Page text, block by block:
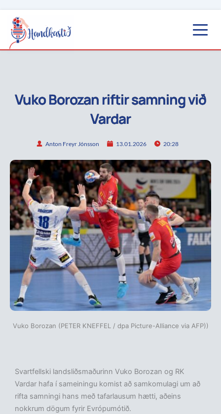
Vuko Borozan riftir samning við
Vardar
Anton Freyr Jónsson 13.01.2026 20:28
Vuko Borozan (PETER KNEFFEL / dpa Picture-Alliance via AFP))
Svartfellski landsliðsmaðurinn Vuko Borozan og RK
Vardar hafa í sameiningu komist að samkomulagi um að
rifta samningi hans með tafarlausum hætti, aðeins
nokkrum dögum fyrir Evrópumótið.